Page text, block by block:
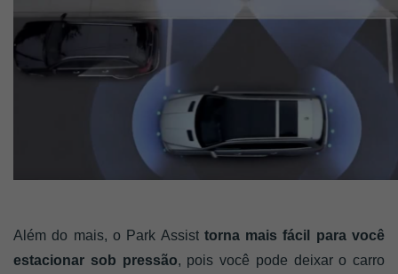
Além do mais, o Park Assist torna mais fácil para você
estacionar sob pressão, pois você pode deixar o carro